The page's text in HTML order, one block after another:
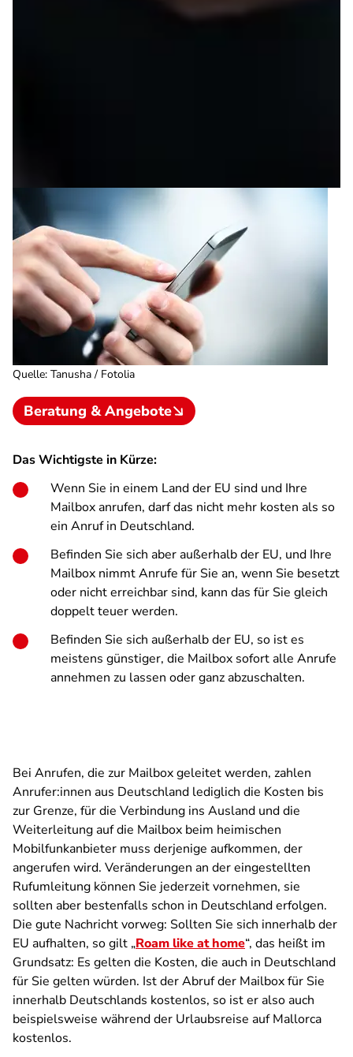
Quelle: Tanusha / Fotolia
Beratung & Angebote
Das Wichtigste in Kürze:
Wenn Sie in einem Land der EU sind und Ihre
Mailbox anrufen, darf das nicht mehr kosten als so
ein Anruf in Deutschland.
Befinden Sie sich aber außerhalb der EU, und Ihre
Mailbox nimmt Anrufe für Sie an, wenn Sie besetzt
oder nicht erreichbar sind, kann das für Sie gleich
doppelt teuer werden.
Befinden Sie sich außerhalb der EU, so ist es
meistens günstiger, die Mailbox sofort alle Anrufe
annehmen zu lassen oder ganz abzuschalten.
Bei Anrufen, die zur Mailbox geleitet werden, zahlen
Anrufer:innen aus Deutschland lediglich die Kosten bis
zur Grenze, für die Verbindung ins Ausland und die
Weiterleitung auf die Mailbox beim heimischen
Mobilfunkanbieter muss derjenige aufkommen, der
angerufen wird. Veränderungen an der eingestellten
Rufumleitung können Sie jederzeit vornehmen, sie
sollten aber bestenfalls schon in Deutschland erfolgen.
Die gute Nachricht vorweg: Sollten Sie sich innerhalb der
EU aufhalten, so gilt „Roam like at home“, das heißt im
Grundsatz: Es gelten die Kosten, die auch in Deutschland
für Sie gelten würden. Ist der Abruf der Mailbox für Sie
innerhalb Deutschlands kostenlos, so ist er also auch
beispielsweise während der Urlaubsreise auf Mallorca
kostenlos.